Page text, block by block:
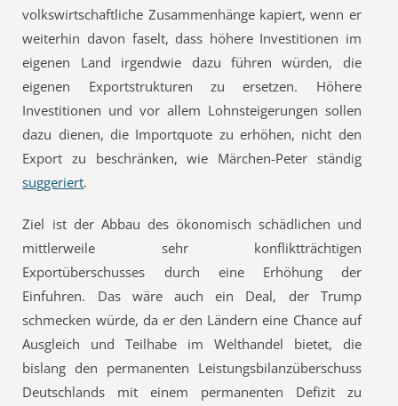
volkswirtschaftliche Zusammenhänge kapiert, wenn er
weiterhin davon faselt, dass höhere Investitionen im
eigenen Land irgendwie dazu führen würden, die
eigenen Exportstrukturen zu ersetzen. Höhere
Investitionen und vor allem Lohnsteigerungen sollen
dazu dienen, die Importquote zu erhöhen, nicht den
Export zu beschränken, wie Märchen-Peter ständig
suggeriert.
Ziel ist der Abbau des ökonomisch schädlichen und
mittlerweile sehr konfliktträchtigen
Exportüberschusses durch eine Erhöhung der
Einfuhren. Das wäre auch ein Deal, der Trump
schmecken würde, da er den Ländern eine Chance auf
Ausgleich und Teilhabe im Welthandel bietet, die
bislang den permanenten Leistungsbilanzüberschuss
Deutschlands mit einem permanenten Defizit zu